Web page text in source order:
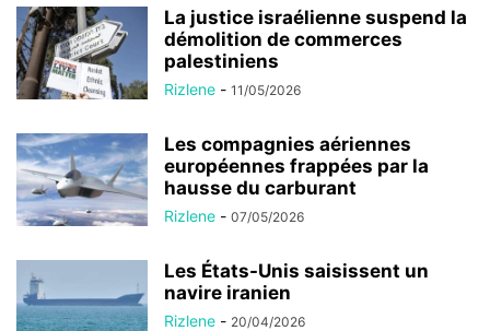
La justice israélienne suspend la
démolition de commerces
palestiniens
Rizlene - 11/05/2026
Les compagnies aériennes
européennes frappées par la
hausse du carburant
Rizlene - 07/05/2026
Les États-Unis saisissent un
navire iranien
Rizlene - 20/04/2026